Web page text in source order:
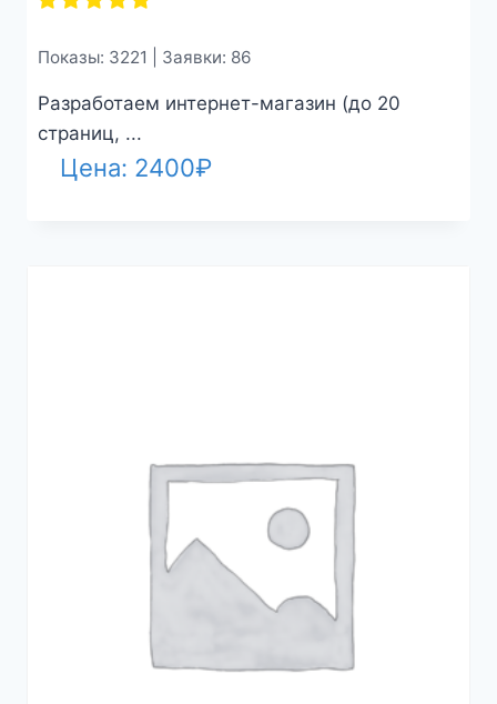
Показы: 3221 | Заявки: 86
Разработаем интернет-магазин (до 20
страниц, ...
Цена: 2400₽